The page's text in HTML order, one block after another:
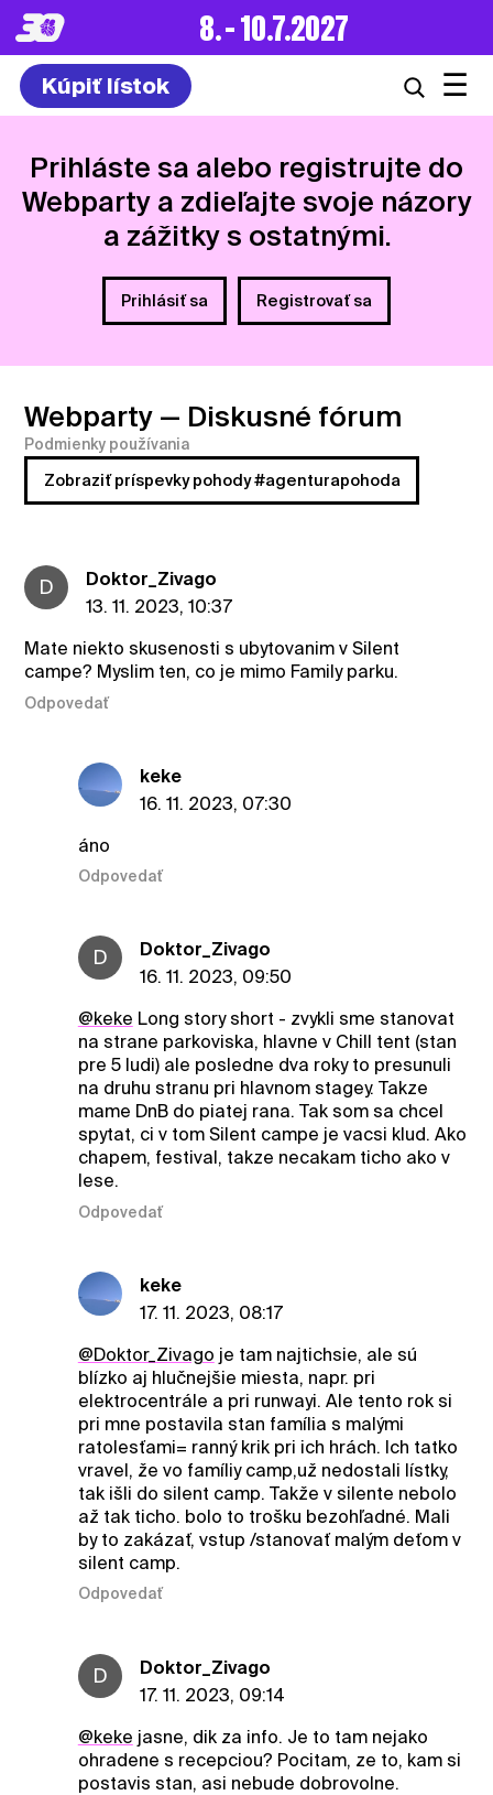
8. – 10.7.2027
Kúpiť lístok ☰
Prihláste sa alebo registrujte do
Webparty a zdieľajte svoje názory
a zážitky s ostatnými.
Prihlásiť sa Registrovať sa
Webparty — Diskusné fórum
Podmienky používania
Zobraziť príspevky pohody #agenturapohoda
D
Doktor_Zivago
13. 11. 2023, 10:37
Mate niekto skusenosti s ubytovanim v Silent
campe? Myslim ten, co je mimo Family parku.
Odpovedať
keke
16. 11. 2023, 07:30
áno
Odpovedať
D
Doktor_Zivago
16. 11. 2023, 09:50
@keke Long story short - zvykli sme stanovat
na strane parkoviska, hlavne v Chill tent (stan
pre 5 ludi) ale posledne dva roky to presunuli
na druhu stranu pri hlavnom stagey. Takze
mame DnB do piatej rana. Tak som sa chcel
spytat, ci v tom Silent campe je vacsi klud. Ako
chapem, festival, takze necakam ticho ako v
lese.
Odpovedať
keke
17. 11. 2023, 08:17
@Doktor_Zivago je tam najtichsie, ale sú
blízko aj hlučnejšie miesta, napr. pri
elektrocentrále a pri runwayi. Ale tento rok si
pri mne postavila stan família s malými
ratolesťami= ranný krik pri ich hrách. Ich tatko
vravel, že vo famíliy camp,už nedostali lístky,
tak išli do silent camp. Takže v silente nebolo
až tak ticho. bolo to trošku bezohľadné. Mali
by to zakázať, vstup /stanovať malým deťom v
silent camp.
Odpovedať
D
Doktor_Zivago
17. 11. 2023, 09:14
@keke jasne, dik za info. Je to tam nejako
ohradene s recepciou? Pocitam, ze to, kam si
postavis stan, asi nebude dobrovolne.